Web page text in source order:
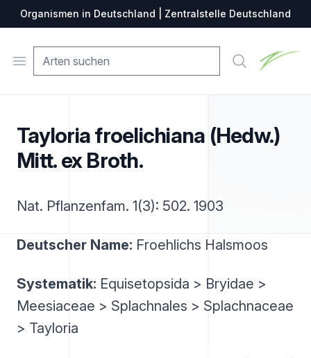
Organismen in Deutschland | Zentralstelle Deutschland
Open menu Suche
Tayloria froelichiana (Hedw.)
Mitt. ex Broth.
Nat. Pflanzenfam. 1(3): 502. 1903
Deutscher Name: Froehlichs Halsmoos
Systematik: Equisetopsida > Bryidae >
Meesiaceae > Splachnales > Splachnaceae
> Tayloria